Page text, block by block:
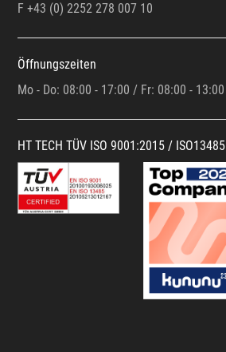
F +43 (0) 2252 278 007 10
Öffnungszeiten
Mo - Do: 08:00 - 17:00 / Fr: 08:00 - 13:00
HT TECH TÜV ISO 9001:2015 / ISO13485